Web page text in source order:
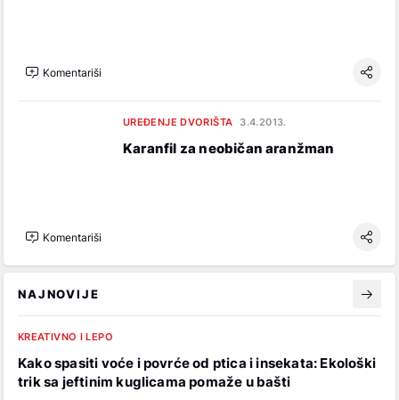
Komentariši
UREĐENJE DVORIŠTA 3.4.2013.
Karanfil za neobičan aranžman
Komentariši
NAJNOVIJE
KREATIVNO I LEPO
Kako spasiti voće i povrće od ptica i insekata: Ekološki
trik sa jeftinim kuglicama pomaže u bašti